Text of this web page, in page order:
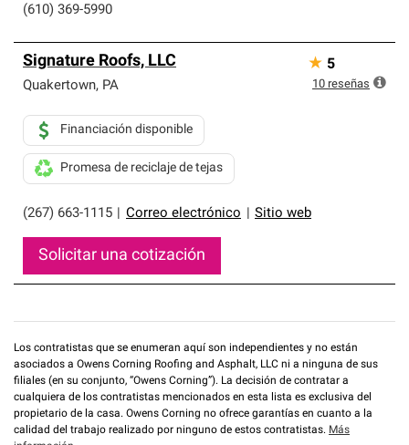
(610) 369-5990
Signature Roofs, LLC
Quakertown, PA
(267) 663-1115 Correo electrónico Sitio web
Financiación disponible
Promesa de reciclaje de tejas
Solicitar una cotización
★ 5
10 reseñas
Los contratistas que se enumeran aquí son independientes y no están
asociados a Owens Corning Roofing and Asphalt, LLC ni a ninguna de sus
filiales (en su conjunto, “Owens Corning”). La decisión de contratar a
cualquiera de los contratistas mencionados en esta lista es exclusiva del
propietario de la casa. Owens Corning no ofrece garantías en cuanto a la
calidad del trabajo realizado por ninguno de estos contratistas. Más